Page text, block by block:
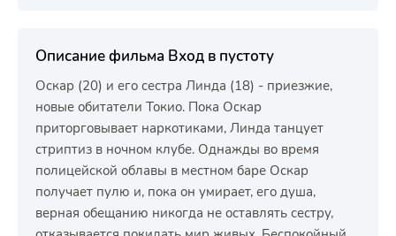
Описание фильма Вход в пустоту
Оскар (20) и его сестра Линда (18) - приезжие,
новые обитатели Токио. Пока Оскар
приторговывает наркотиками, Линда танцует
стриптиз в ночном клубе. Однажды во время
полицейской облавы в местном баре Оскар
получает пулю и, пока он умирает, его душа,
верная обещанию никогда не оставлять сестру,